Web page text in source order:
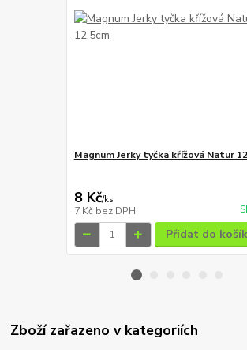
Magnum Jerky tyčka křížová Natur
8 Kč/ks
7 Kč bez DPH
Přidat do
Zboží zařazeno v kategoriích